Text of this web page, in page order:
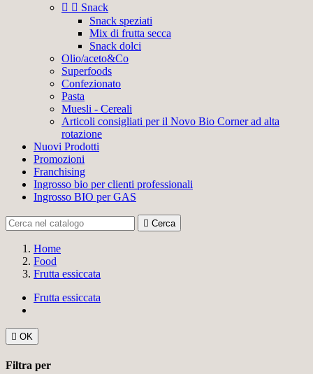
  Snack
Snack speziati
Mix di frutta secca
Snack dolci
Olio/aceto&Co
Superfoods
Confezionato
Pasta
Muesli - Cereali
Articoli consigliati per il Novo Bio Corner ad alta
rotazione
Nuovi Prodotti
Promozioni
Franchising
Ingrosso bio per clienti professionali
Ingrosso BIO per GAS
 Cerca
Home
Food
Frutta essiccata
Frutta essiccata
 OK
Filtra per